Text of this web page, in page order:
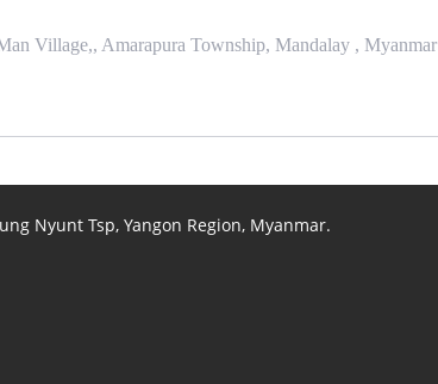
Village,, Amarapura Township, Mandalay , Myanmar
Nyunt Tsp, Yangon Region, Myanmar.